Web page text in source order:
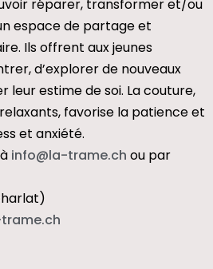
réparer, transformer et/ou
espace de partage et
Ils offrent aux jeunes
d’explorer de nouveaux
leur estime de soi. La couture,
favorise la patience et
et anxiété.
info@la-trame.ch ou par